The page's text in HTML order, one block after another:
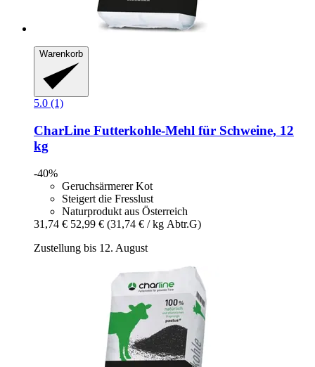
Warenkorb
5.0 (1)
CharLine Futterkohle-​Mehl für Schweine, 12
kg
-40%
Geruchsärmerer Kot
Steigert die Fresslust
Naturprodukt aus Österreich
31,74 € 52,99 € (31,74 € / kg Abtr.G)
Zustellung bis 12. August